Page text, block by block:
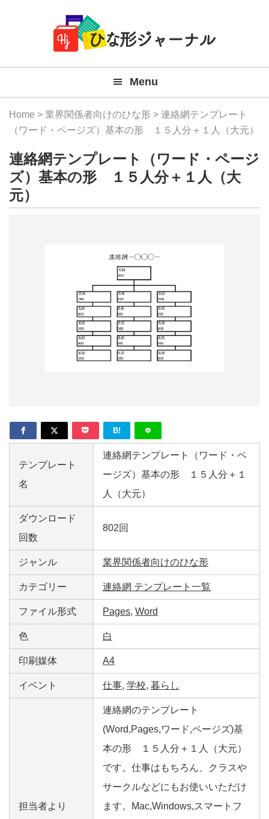
Navigation
料
テ
プ
レ
ー
ト
Menu
Home > 業界関係者向けのひな形 > 連絡網テンプレート
（ワード・ページズ）基本の形 １５人分＋１人（大元）
連絡網テンプレート（ワード・ページ
ズ）基本の形 １５人分＋１人（大
元）
B!
テンプレート
名
連絡網テンプレート（ワード・ペ
ージズ）基本の形 １５人分＋１
人（大元）
ダウンロード
回数
802回
ジャンル 業界関係者向けのひな形
カテゴリー 連絡網 テンプレート一覧
ファイル形式 Pages, Word
色 白
印刷媒体 A4
イベント 仕事, 学校, 暮らし
担当者より
連絡網のテンプレート
(Word,Pages,ワード,ページズ)基
本の形 １５人分＋１人（大元）
です。仕事はもちろん、クラスや
サークルなどにもお使いいただけ
ます。Mac,Windows,スマートフ